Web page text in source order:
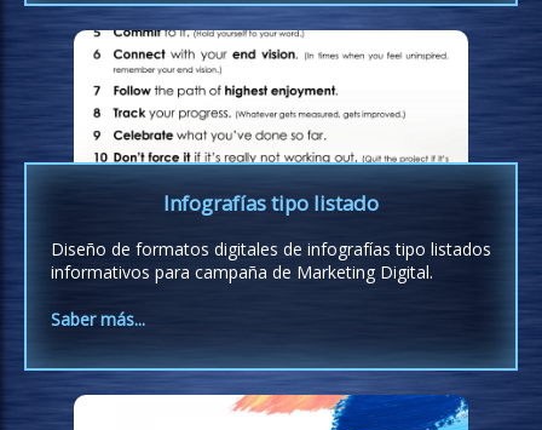
Infografías tipo listado
Diseño de formatos digitales de infografías tipo listados
informativos para campaña de Marketing Digital.
Saber más...